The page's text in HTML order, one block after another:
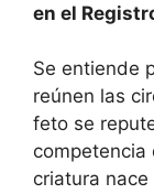
en el
Se entiende
reúnen las
feto se
competencia
criatura